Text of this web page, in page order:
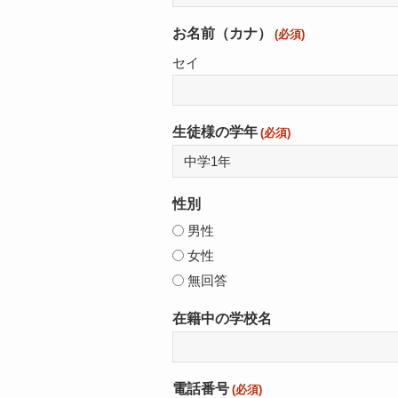
お名前（カナ） (必須)
セイ
生徒様の学年 (必須)
性別
男性
女性
無回答
在籍中の学校名
電話番号 (必須)